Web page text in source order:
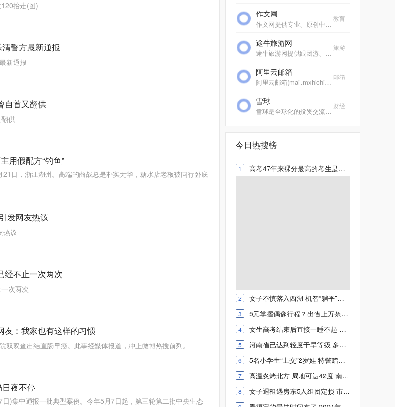
抬走(图)
警方最新通报
新通报
自首又翻供
供
用假配方“钓鱼”
日，浙江湖州。高端的商战总是朴实无华，糖水店老板被同行卧底
发网友热议
热议
经不止一次两次
次两次
友：我家也有这样的习惯
双查出结直肠早癌。此事经媒体报道，冲上微博热搜前列。
夜不停
)集中通报一批典型案例。今年5月7日起，第三轮第二批中央生态
作文网
作文网提供专业、原创中小学生作文，包括中考满分作文、高考满分作文、零分作文、优秀作文大全、作文素材、作文辅导、英语作文等，欢迎踊跃投稿。
教育
途牛旅游网
途牛旅游网提供跟团游、自助游、邮轮旅游、自驾游、定制游以及景点门票预订、机票预订、火车票预订服务,还有牛人专线、首付出发旅游等品质高端、价格实惠的旅游路线.全年有...
旅游
阿里云邮箱
阿里云邮箱(mail.mxhichina.com)是专业云端邮箱,安全稳定,全球畅通。支持3g超大附件,垃圾邮件拦截率超过99%,阿里云邮邮件客户端,手机邮箱,支持安卓、ios邮箱收发服务,支持代收163邮箱,邮箱,gmail,hotmail,雅虎邮箱,139邮箱、新浪邮箱等。
邮箱
雪球
雪球是全球化的投资交流平台，给投资者提供跨市场、跨品种的数据查询、新闻订阅和互动交流服务，目前已覆盖A股、港股、美股市场。
财经
今日热搜榜
1 高考47年来裸分最高的考生是谁 史上高考成绩最高分是谁
2 女子不慎落入西湖 机智“躺平”求救 网友：点赞
3 5元掌握偶像行程？出售上万条明星信息 4人被判刑
4 女生高考结束后直接一睡不起 网友：她的大脑正在格式化
5 河南省已达到轻度干旱等级 多地气温将超40℃ 发布高温红色预警
6 5名小学生“上交”2岁娃 特警赠送端午“大礼包”
7 高温炙烤北方 局地可达42度 南方强降雨陷入“车轮战”
8 女子退租遇房东5人组团定损 市场监管部门：拨打12315反映